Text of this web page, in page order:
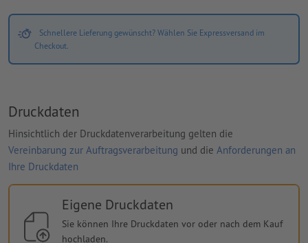
Schnellere Lieferung gewünscht? Wählen Sie Expressversand im
Checkout.
Druckdaten
Hinsichtlich der Druckdatenverarbeitung gelten die
Vereinbarung zur Auftragsverarbeitung und die Anforderungen an
Ihre Druckdaten
Eigene Druckdaten
Sie können Ihre Druckdaten vor oder nach dem Kauf
hochladen.